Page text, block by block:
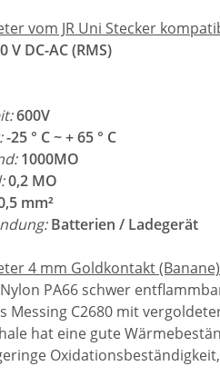
vom JR Uni Stecker
V DC-AC (RMS)
600V
-25 ° C ~ + 65 ° C
1000MO
0,2 MO
mm²
Batterien / Ladegerät
4 mm Goldkontakt
PA66 schwer
Messing C2680 mit
hat eine gute